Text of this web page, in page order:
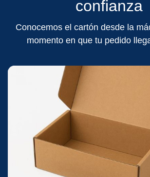
confianza
Conocemos el cartón desde la
momento en que tu pedido